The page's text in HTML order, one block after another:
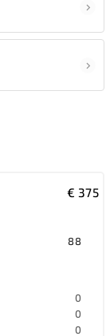
€ 375
88
0
0
0